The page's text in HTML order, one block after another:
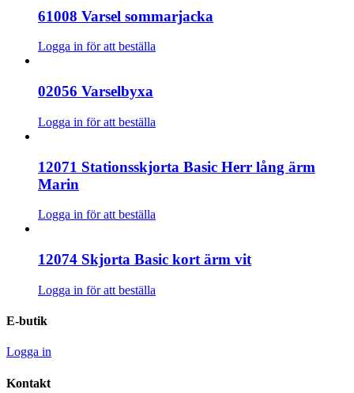
61008 Varsel sommarjacka
Logga in för att beställa
02056 Varselbyxa
Logga in för att beställa
12071 Stationsskjorta Basic Herr lång ärm
Marin
Logga in för att beställa
12074 Skjorta Basic kort ärm vit
Logga in för att beställa
E-butik
Logga in
Kontakt